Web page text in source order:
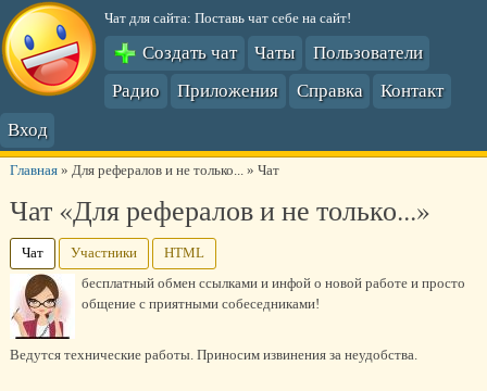
Чат для сайта: Поставь чат себе на сайт!
Создать чат Чаты
Пользователи
Радио
Приложения Справка
Контакт
Вход
Главная» Для рефералов и не только...» Чат
Чат «Для рефералов и не только...»
Чат Участники
HTML
бесплатный обмен ссылками и инфой о новой работе и просто
общение с приятными собеседниками!